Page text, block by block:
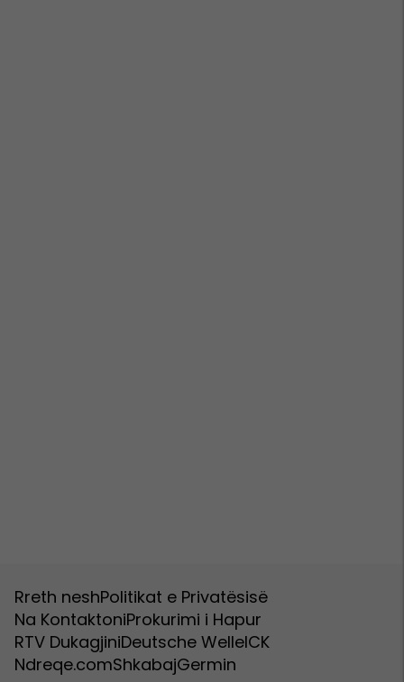
Rreth neshPolitikat e Privatësisë
Na KontaktoniProkurimi i Hapur
RTV DukagjiniDeutsche WelleICK
Ndreqe.comShkabajGermin